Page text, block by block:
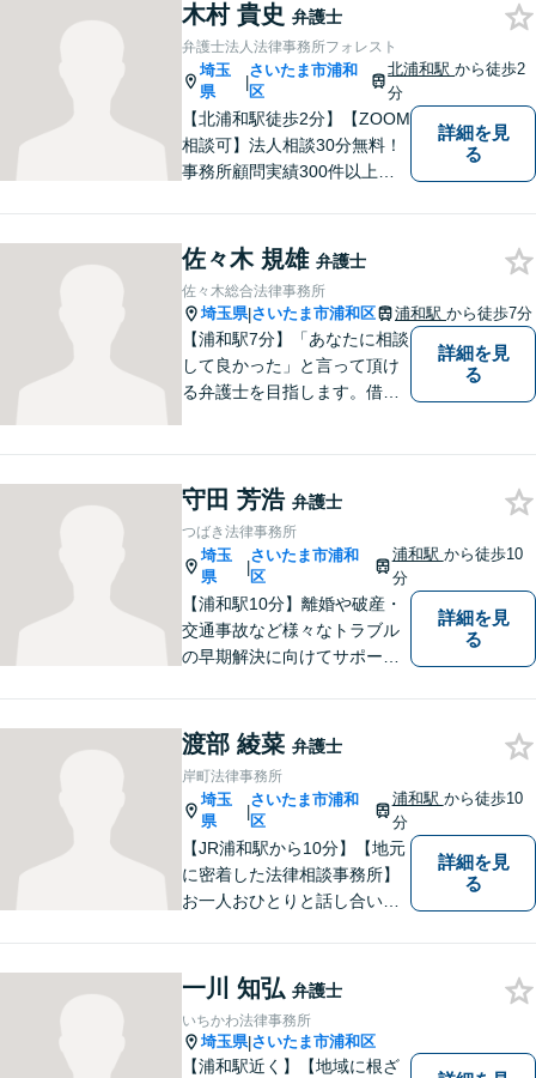
士。まずはお気軽にご相談く
ださい。【電話・メール相談
OK】
木村 貴史 弁護士
弁護士法人法律事務所フォレスト
埼玉
県
|
さいたま市浦和
区
北浦和駅から徒歩2
分
【北浦和駅徒歩2分】【ZOOM
相談可】法人相談30分無料！
事務所顧問実績300件以上！
るよう尽力いたします！業種
ごとに専門化したチームでの
サポート体制あり！ぜひ一度
ご相談ください。
詳細を見
る
佐々木 規雄 弁護士
佐々木総合法律事務所
埼玉県|さいたま市浦和区 浦和駅 から徒歩7分
【浦和駅7分】「あなたに相談
して良かった」と言って頂け
る弁護士を目指します。借
さいませ。【近隣駐車場あ
り】
詳細を見
る
守田 芳浩 弁護士
つばき法律事務所
埼玉
県
|
さいたま市浦和
区
浦和駅 から徒歩10
分
【浦和駅10分】離婚や破産・
交通事故など様々なトラブル
の早期解決に向けてサポート
分からない」という方も多い
と思いますが、皆さんが話し
やすい環境を整えております
ので、お気軽にご相談くださ
い。
詳細を見
る
渡部 綾菜 弁護士
岸町法律事務所
埼玉
県
|
さいたま市浦和
区
浦和駅 から徒歩10
分
【JR浦和駅から10分】【地元
に密着した法律相談事務所】
お一人おひとりと話し合い、
ることがあれば、ぜひお手伝
いさせてください。【平日21
時まで対応可】
詳細を見
る
一川 知弘 弁護士
いちかわ法律事務所
埼玉県|さいたま市浦和区
【浦和駅近く】【地域に根ざ